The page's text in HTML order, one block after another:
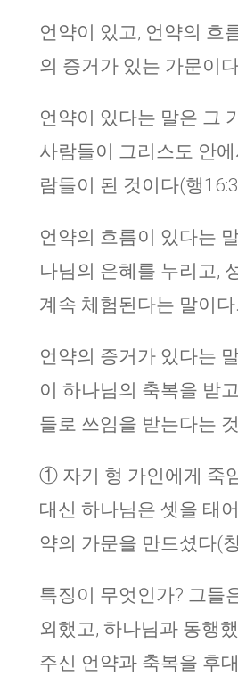
언약이 있고, 언약의 흐
의 증거가 있는 가문이
언약이 있다는 말은 그
사람들이 그리스도 안
람들이 된 것이다(행
언약의 흐름이 있다는
나님의 은혜를 누리고,
계속 체험된다는 말이다.
언약의 증거가 있다는
이 하나님의 축복을 받
들로 쓰임을 받는다는
① 자기 형 가인에게 죽
대신 하나님은 셋을 태
약의 가문을 만드셨다(
특징이 무엇인가? 그들
외했고, 하나님과 동행
주신 언약과 축복을 후